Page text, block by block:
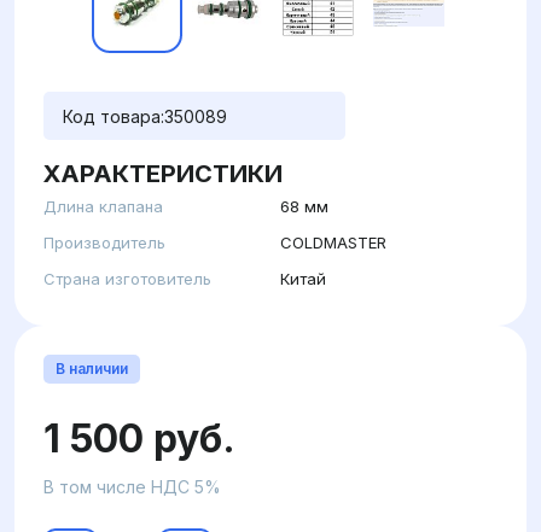
Код товара:350089
ХАРАКТЕРИСТИКИ
Длина клапана
68 мм
Производитель
COLDMASTER
Страна изготовитель
Китай
В наличии
1 500 руб.
В том числе НДС 5%